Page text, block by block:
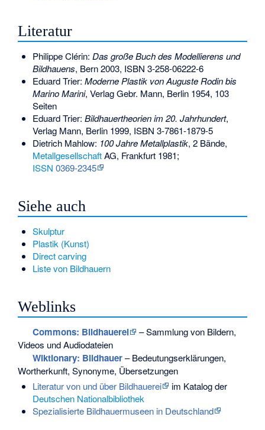
Literatur
Philippe Clérin: Das große Buch des Modellierens und
Bildhauens, Bern 2003, ISBN 3-258-06222-6
Eduard Trier: Moderne Plastik von Auguste Rodin bis
Marino Marini, Verlag Gebr. Mann, Berlin 1954, 103
Seiten
Eduard Trier: Bildhauertheorien im 20. Jahrhundert,
Verlag Mann, Berlin 1999, ISBN 3-7861-1879-5
Dietrich Mahlow: 100 Jahre Metallplastik, 2 Bände,
MetallgesellschaftAG, Frankfurt 1981;
ISSN 0369-2345
Siehe auch
Skulptur
Plastik (Kunst)
Direct carving
Liste von Bildhauern
Weblinks
Commons: Bildhauerei
– Sammlung von Bildern,
Videos und Audiodateien
Wiktionary: Bildhauer– Bedeutungserklärungen,
Wortherkunft, Synonyme, Übersetzungen
Literatur von und über Bildhauerei
im Katalog der
Deutschen Nationalbibliothek
Spezialisierte Bildhauermuseen in Deutschland